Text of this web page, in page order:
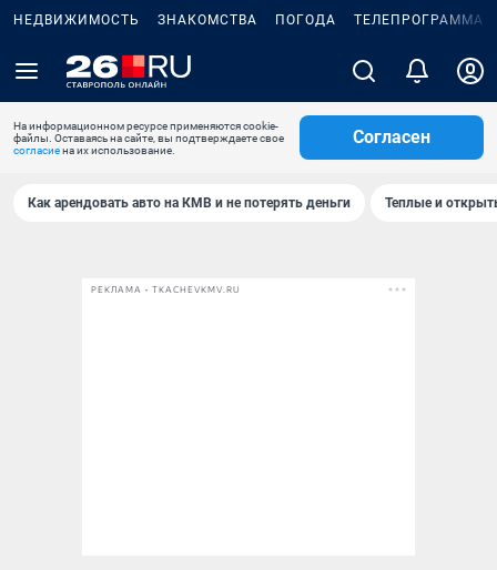
НЕДВИЖИМОСТЬ ЗНАКОМСТВА ПОГОДА ТЕЛЕПРОГРАММА
На информационном ресурсе применяются cookie-
файлы. Оставаясь на сайте, вы подтверждаете свое
согласиена их использование.
Согласен
Как арендовать авто на КМВ и не потерять деньги Теплые и
РЕКЛАМА • TKACHEVKMV.RU